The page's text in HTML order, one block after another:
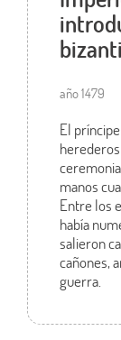
año 1479
El
manos
Entre los
había
salieron
cañones,
guerra.